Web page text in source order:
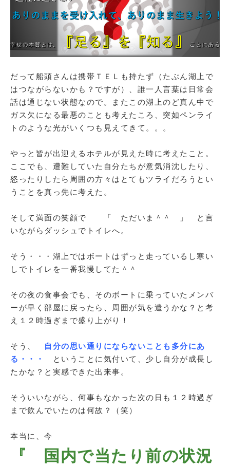
だって船頭さんは携帯ＴＥＬも持たず（たぶん湖上で
はつながらないかも？ですが）、誰一人言葉は日常会
話は通じない状態なので。またこの湖上のど真ん中で
ガス欠になる最悪のことも考えたころ、突如ペンライ
トのような光がいくつも見えてきて。。。
やっと皆が出迎えるホテルが見えた時に考えたこと。
ここでも、遭難していた自分たちが意気消沈したり、
怒ったりしたら周囲の方々はとてもツライだろうとい
うことを真っ先に考えた。
そして満面の笑顔で 「 ただいま＾＾ 」 と言
いながらダッシュでトイレへ。
そう・・・湖上ではボートはずっと走っているし寒い
しでトイレを一番我慢してた＾＾
その夜の食事会でも、そのボートに乗っていたメンバ
ーが早く部屋に戻ったら、周囲が気を遣うかな？と考
え１２時過ぎまで盛り上がり！
そう、
自分の思い通りにならないことも多分にあ
る・・・
ということに気付いて、少し自分が成長し
たかな？と実感できた出来事。
そういいながら、何事もなかった次の日も１２時過ぎ
まで飲んでいたのは何故？（笑）
本当に、今
『 国内で当たり前の状況